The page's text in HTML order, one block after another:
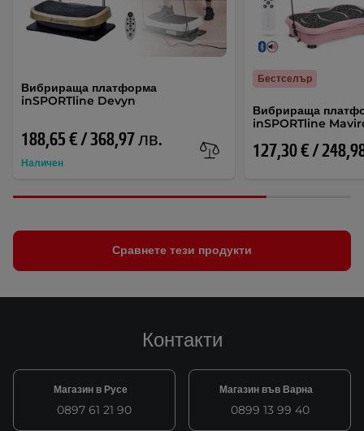
Вибрираща платформа
inSPORTline Devyn
188,65 € / 368,97 лв.
Наличен
Вибрираща
inSPORTline
127,30 € /
Бестселър
Сравнете тези продукти
Контакти
Магазин в Русе
0897 61 21 90
Магазин във Варна
0899 13 99 40